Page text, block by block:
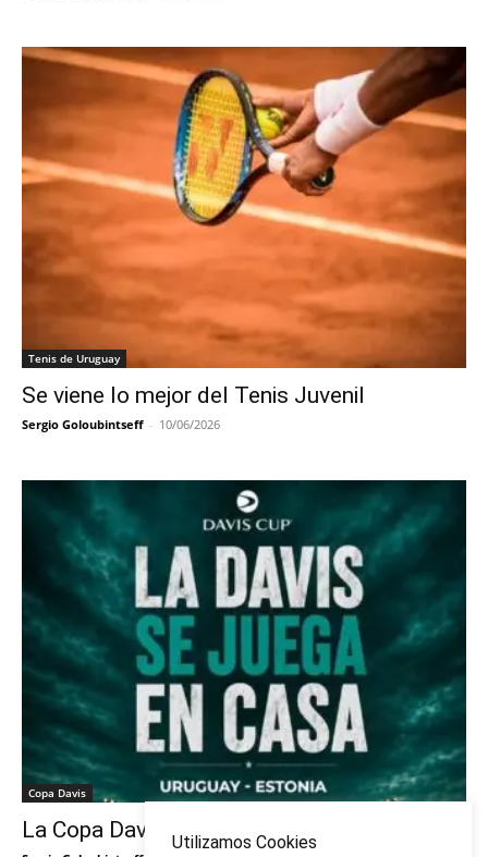
Tenis de Uruguay
Se viene lo mejor del Tenis Juvenil
Sergio Goloubintseff - 10/06/2026
Copa Davis
La Copa Davis vuelve al Círculo
Utilizamos Cookies